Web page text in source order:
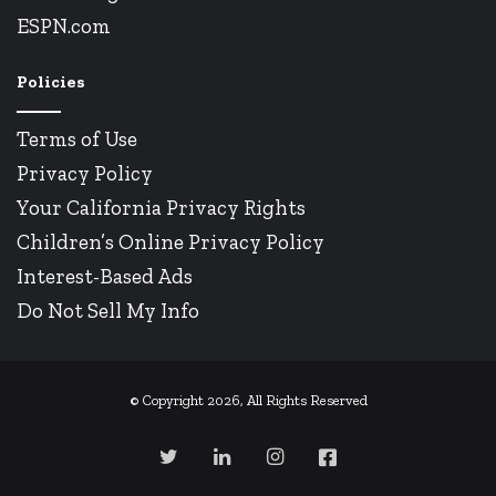
ESPN.com
Policies
Terms of Use
Privacy Policy
Your California Privacy Rights
Children’s Online Privacy Policy
Interest-Based Ads
Do Not Sell My Info
© Copyright 2026, All Rights Reserved
TwitterLinkedinInstagramFacebook